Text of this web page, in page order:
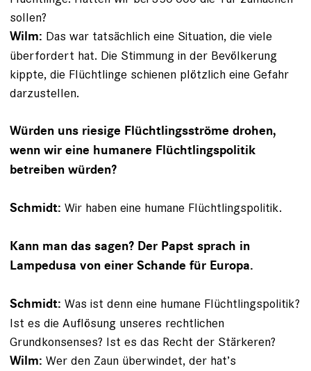
sollen?
Wilm: Das war tatsächlich eine Situation, die viele
überfordert hat. Die Stimmung in der Bevölkerung
kippte, die Flüchtlinge schienen plötzlich eine Gefahr
darzustellen.
Würden uns riesige Flüchtlingsströme drohen,
wenn wir eine humanere Flüchtlingspolitik
betreiben würden?
Schmidt: Wir haben eine humane Flüchtlingspolitik.
Kann man das sagen? Der Papst sprach in
Lampedusa von einer Schande für Europa.
Schmidt: Was ist denn eine humane Flüchtlingspolitik?
Ist es ­die Auflösung unseres rechtlichen
Grundkonsenses? Ist es das Recht der Stärkeren?
Wilm: Wer den Zaun überwindet, der hat’s